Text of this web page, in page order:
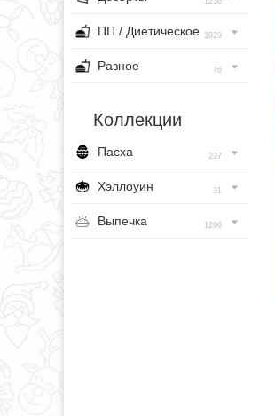
ПП / Диетическое 3929
Разное 76
Коллекции
Пасха 237
Хэллоуин 31
Выпечка 1296